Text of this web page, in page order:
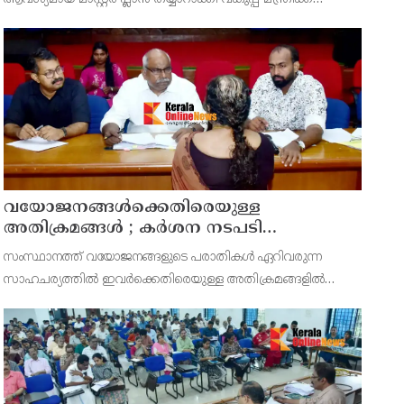
അറിയിച്ചു. ഡിപ്പോയ്ക്ക് നാല് ഏക്കറിൽ അധികം വരുന്ന
സ്ഥലമുണ്ട്
വയോജനങ്ങൾക്കെതിരെയുള്ള
അതിക്രമങ്ങൾ ; കർശന നടപടി
സ്വീകരിക്കുമെന്ന് കമ്മീഷൻ
സംസ്ഥാനത്ത് വയോജനങ്ങളുടെ പരാതികൾ ഏറിവരുന്ന
സാഹചര്യത്തിൽ ഇവർക്കെതിരെയുള്ള അതിക്രമങ്ങളിൽ
ചെയർമാൻ അഡ്വ. കെ. സോമപ്രസാദ്.